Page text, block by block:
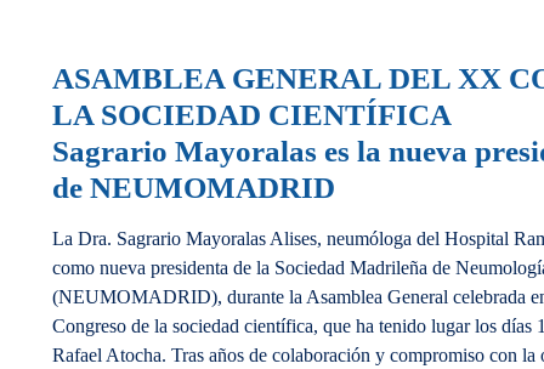
ASAMBLEA GENERAL DEL XX
LA SOCIEDAD CIENTÍFICA
Sagrario Mayoralas es la nueva
de NEUMOMADRID
La Dra. Sagrario Mayoralas Alises, neumóloga del Hospital
como nueva presidenta de la Sociedad Madrileña de
(NEUMOMADRID), durante la Asamblea General celebrada
Congreso de la sociedad científica, que ha tenido lugar los días
Rafael Atocha. Tras años de colaboración y compromiso con